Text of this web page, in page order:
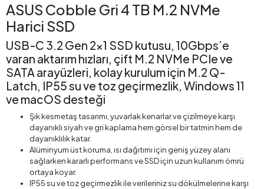
ASUS Cobble Gri 4 TB M.2 NVMe
Harici SSD
USB-C 3.2 Gen 2x1 SSD kutusu, 10Gbps’e
varan aktarım hızları, çift M.2 NVMe PCIe ve
SATA arayüzleri, kolay kurulum için M.2 Q-
Latch, IP55 su ve toz geçirmezlik, Windows 11
ve macOS desteği
Şık kesmetaş tasarımı, yuvarlak kenarlar ve çizilmeye karşı
dayanıklı siyah ve gri kaplama hem görsel bir tatmin hem de
dayanıklılık katar.
Alüminyum üst koruma, ısı dağıtımı için geniş yüzey alanı
sağlarken kararlı performans ve SSD için uzun kullanım ömrü
ortaya koyar.
IP55 su ve toz geçirmezlik ile verileriniz su dökülmelerine karşı